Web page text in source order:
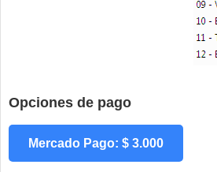
Opciones de pago
Mercado Pago: $ 3.000